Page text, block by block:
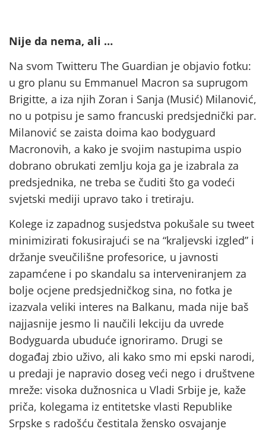
Nije da nema, ali …
Na svom Twitteru The Guardian je objavio fotku:
u gro planu su Emmanuel Macron sa suprugom
Brigitte, a iza njih Zoran i Sanja (Musić) Milanović,
no u potpisu je samo francuski predsjednički par.
Milanović se zaista doima kao bodyguard
Macronovih, a kako je svojim nastupima uspio
dobrano obrukati zemlju koja ga je izabrala za
predsjednika, ne treba se čuditi što ga vodeći
svjetski mediji upravo tako i tretiraju.
Kolege iz zapadnog susjedstva pokušale su tweet
minimizirati fokusirajući se na “kraljevski izgled” i
držanje sveučilišne profesorice, u javnosti
zapamćene i po skandalu sa interveniranjem za
bolje ocjene predsjedničkog sina, no fotka je
izazvala veliki interes na Balkanu, mada nije baš
najjasnije jesmo li naučili lekciju da uvrede
Bodyguarda ubuduće ignoriramo. Drugi se
događaj zbio uživo, ali kako smo mi epski narodi,
u predaji je napravio doseg veći nego i društvene
mreže: visoka dužnosnica u Vladi Srbije je, kaže
priča, kolegama iz entitetske vlasti Republike
Srpske s radošću čestitala žensko osvajanje